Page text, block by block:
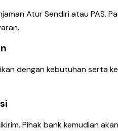
Atur Sendiri atau PAS.
dengan kebutuhan serta
Pihak bank kemudian